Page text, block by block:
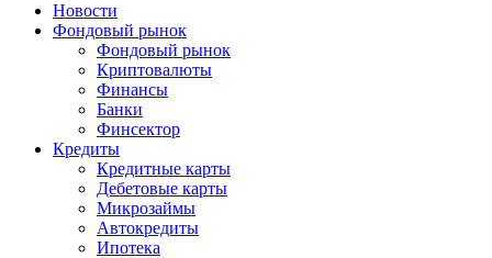
Новости
Фондовый рынок
Фондовый рынок
Криптовалюты
Финансы
Банки
Финсектор
Кредиты
Кредитные карты
Дебетовые карты
Микрозаймы
Автокредиты
Ипотека